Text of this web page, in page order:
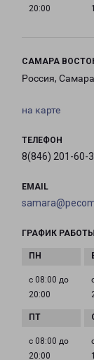
20:00
САМАРА
Россия,
на карте
ТЕЛЕФОН
8(846) 201-60-
EMAIL
ГРАФИК РАБОТЫ
с 08:00 до
20:00
с 08:00 до
20:00